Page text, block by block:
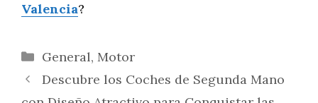
Valencia?
Categorías
General, Motor
Descubre los Coches de Segunda Mano